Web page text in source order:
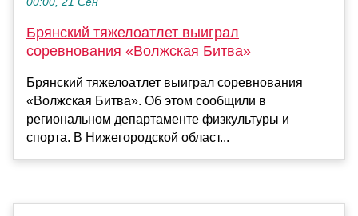
Брянский тяжелоатлет выиграл
соревнования «Волжская Битва»
Брянский тяжелоатлет выиграл соревнования
«Волжская Битва». Об этом сообщили в
региональном департаменте физкультуры и
спорта. В Нижегородской област...